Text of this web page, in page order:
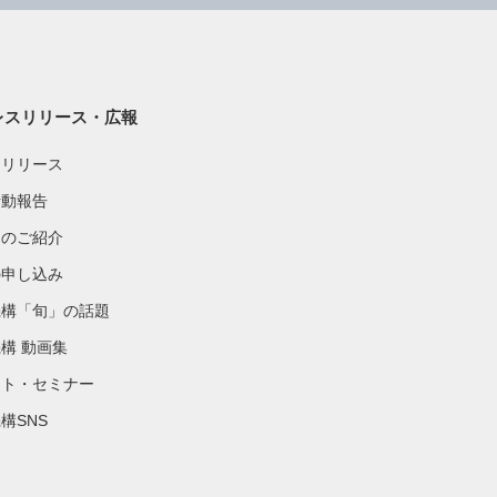
スリリース・広報
リース
報告
ご紹介
し込み
「旬」の話題
動画集
・セミナー
SNS